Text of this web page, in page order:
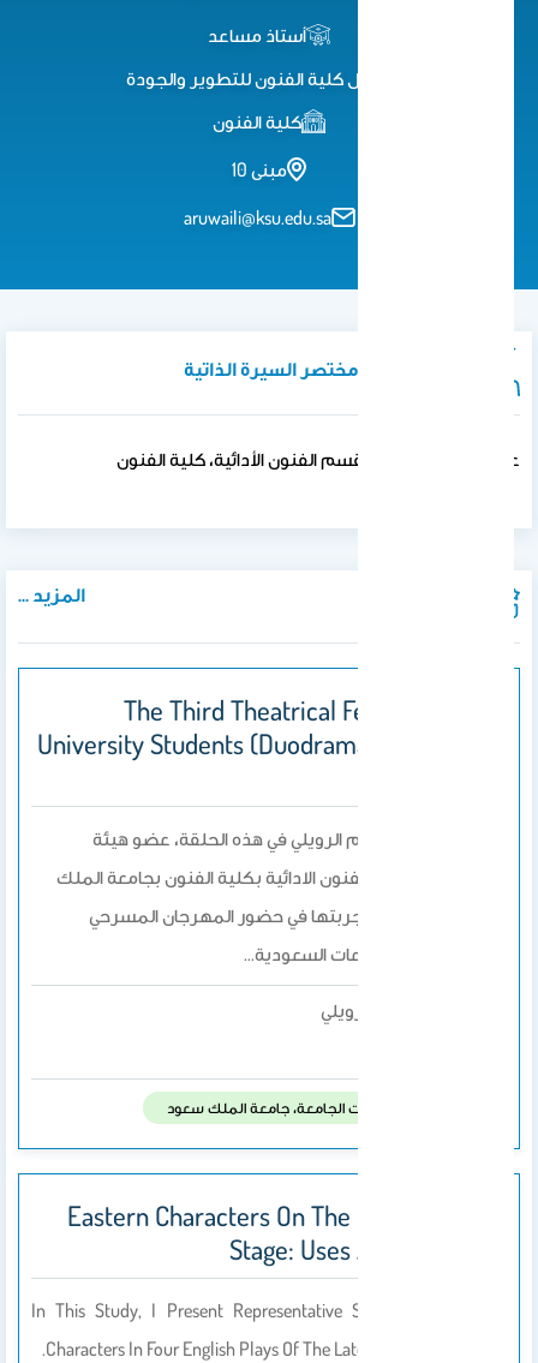
أستاذ مساعد
وكيل كلية الفنون للتطوير والجودة
كلية الفنون
مبنى 10
aruwaili@ksu.edu.sa
نبذة تعريفية / مختصر السيرة الذاتية
عضو هيئة التدريس بقسم الفنون الأدائية، كلية الفنون
المزيد ...
The Third Theatrical Festival Saudi
University Students (Duodrama Edition) At
تسلط الدكتورة أحلام الرويلي في هذه الحلقة، عضو هيئة
التدريس في قسم الفنون الادائية بكلية الفنون بجامعة الملك
سعود، الضوء على تجربتها في حضور المهرجان المسرحي
الجامعي الثالث للجامعات السعودية…
د. أحلام الرويلي
صوت الجامعة، جامعة الملك سعود
Eastern Characters On The Elizabethan
Stage: Uses And Abuses
In This Study, I Present Representative Samples Of Eastern
Characters In Four English Plays Of The Late Elizabethan Period.